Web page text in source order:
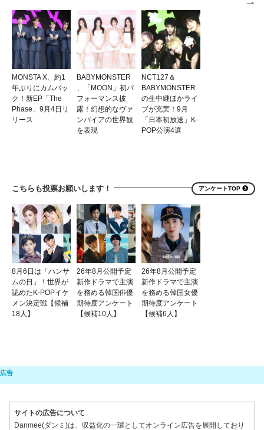
MONSTA X、約1
年ぶりにカムバッ
ク！新EP「The
Phase」9月4日リ
リース
BABYMONSTER
、「MOON」初パ
フォーマンス披
露！幻想的なヴァ
ンパイアの世界観
を表現
NCT127＆
BABYMONSTER
の生中継ほかライ
ブが充実！9月
「日本初放送」K-
POP公演4選
こちらも投票お願いします！ アンケートTOP
8月6日は「ハンサ
ムの日」！世界が
認めたK-POPイケ
メン決定戦【候補
18人】
26年8月公開予定
新作ドラマで主演
を務める韓国俳優
期待度アンケート
【候補10人】
26年8月公開予定
新作ドラマで主演
を務める韓国女優
期待度アンケート
【候補6人】
サイトの広告について
Danmee(ダンミ)は、収益化の一環としてオンライン広告を展開しており